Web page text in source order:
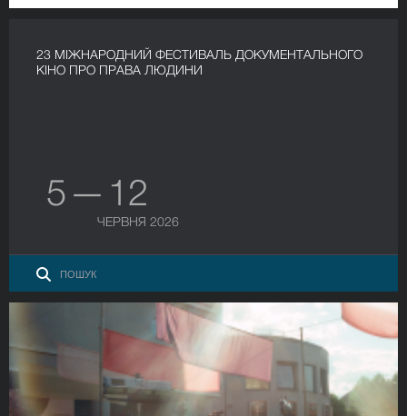
23 МІЖНАРОДНИЙ ФЕСТИВАЛЬ ДОКУМЕНТАЛЬНОГО
КІНО ПРО ПРАВА ЛЮДИНИ
5 — 12
ЧЕРВНЯ 2026